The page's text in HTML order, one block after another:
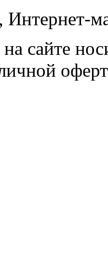
сайте